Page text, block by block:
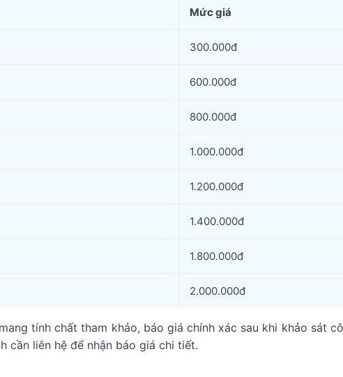
Mức giá
300.000đ
600.000đ
800.000đ
1.000.000đ
1.200.000đ
1.400.000đ
1.800.000đ
2.000.000đ
tính chất tham khảo, báo giá chính xác sau khi khảo sát
cần liên hệ để nhận báo giá chi tiết.